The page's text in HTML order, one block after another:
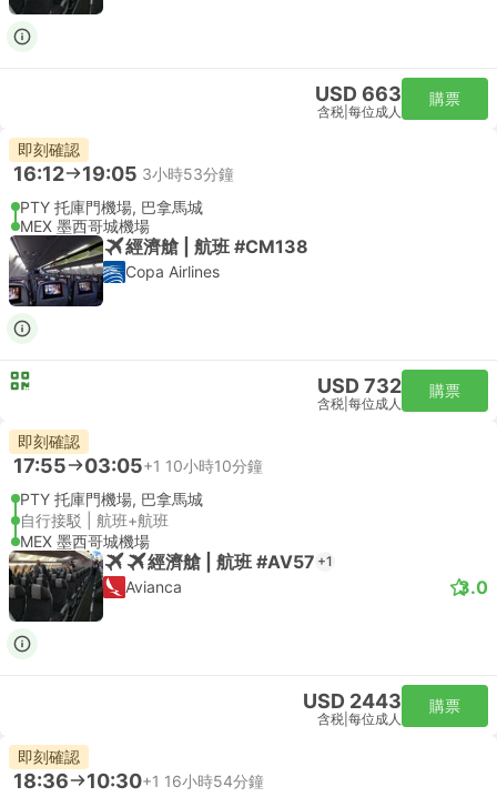
USD 663
含税 每位成人
購票
即刻確認
16:12 19:05 3小時53分鐘
PTY 托庫門機場, 巴拿馬城
MEX 墨西哥城機場
經濟艙 | 航班 #CM138
Copa Airlines
USD 732
含税 每位成人
購票
即刻確認
17:55 03:05+1 10小時10分鐘
PTY 托庫門機場, 巴拿馬城
自行接駁 | 航班+航班
MEX 墨西哥城機場
經濟艙 | 航班 #AV57 +1
Avianca 3.0
USD 2443
含税 每位成人
購票
即刻確認
18:36 10:30+1 16小時54分鐘